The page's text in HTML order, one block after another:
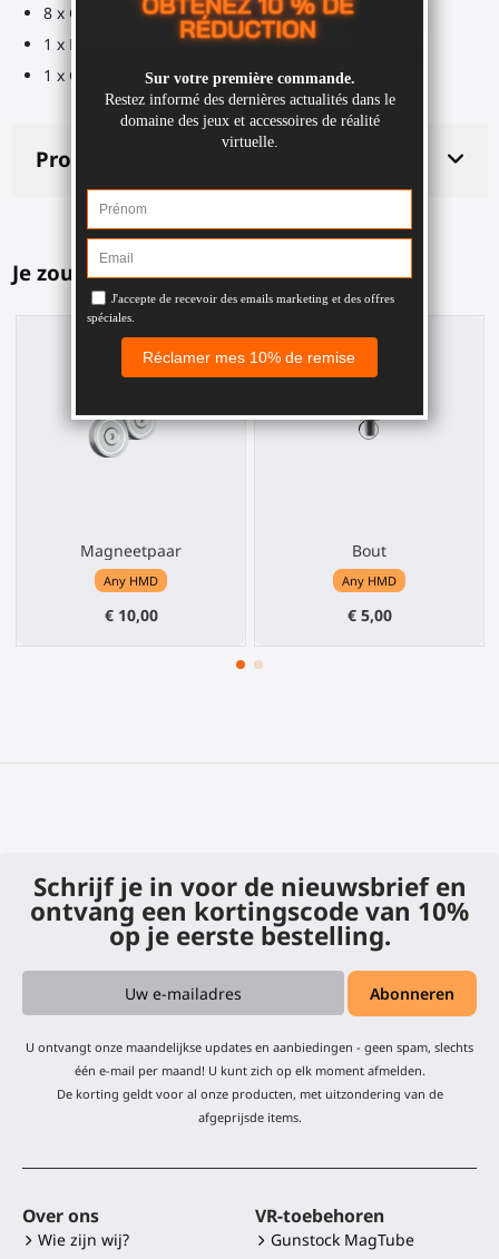
8 x O-ring (torische verbindingen)
1 x Rubberen ring
1 x Gladde ring
Productdetails
Je zou dit ook leuk kunnen vinden
Magneetpaar
Any HMD
€ 10,00
Bout
Any HMD
€ 5,00
Schrijf je in voor de nieuwsbrief en
ontvang een kortingscode van 10%
op je eerste bestelling.
U ontvangt onze maandelijkse updates en aanbiedingen - geen spam, slechts
één e-mail per maand! U kunt zich op elk moment afmelden.
De korting geldt voor al onze producten, met uitzondering van de
afgeprijsde items.
Over ons
Wie zijn wij?
VR-toebehoren
Gunstock MagTube